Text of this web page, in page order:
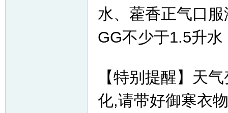
水、藿香正气口
GG不少于1.5升
【特别提醒】天
化,请带好御寒衣